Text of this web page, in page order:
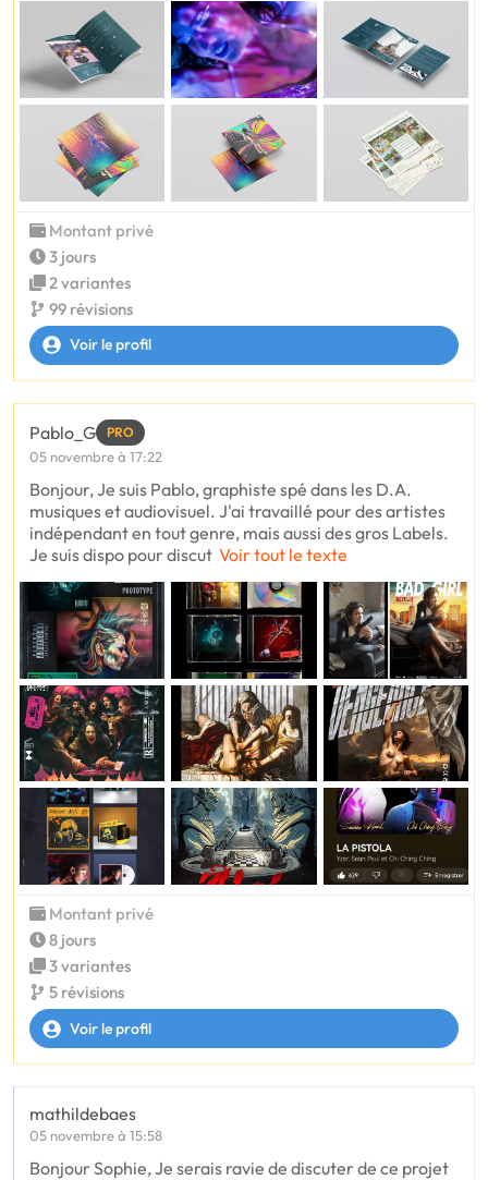
Montant privé
3 jours
2 variantes
99 révisions
Voir le profil
Pablo_G PRO
05 novembre à 17:22
Bonjour, Je suis Pablo, graphiste spé dans les D.A.
musiques et audiovisuel. J'ai travaillé pour des artistes
indépendant en tout genre, mais aussi des gros Labels.
Je suis dispo pour discut Voir tout le texte
Montant privé
8 jours
3 variantes
5 révisions
Voir le profil
mathildebaes
05 novembre à 15:58
Bonjour Sophie, Je serais ravie de discuter de ce projet